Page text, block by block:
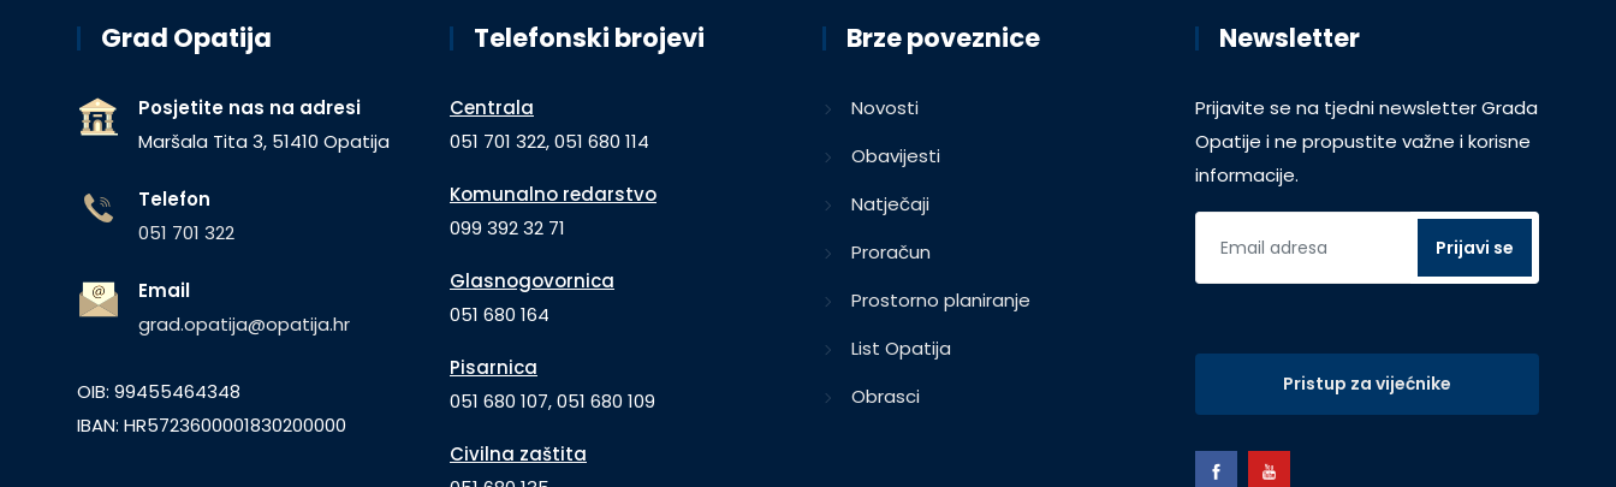
Grad Opatija
Posjetite nas na adresi
Maršala Tita 3, 51410 Opatija
Telefon
051 701 322
Email
grad.opatija@opatija.hr
OIB: 99455464348
IBAN: HR5723600001830200000
Telefonski brojevi
Centrala
051 701 322, 051 680 114
Komunalno redarstvo
099 392 32 71
Glasnogovornica
051 680 164
Pisarnica
051 680 107, 051 680 109
Civilna zaštita
Brze poveznice
Novosti
Obavijesti
Natječaji
Proračun
Prostorno planiranje
List Opatija
Obrasci
Newsletter
Prijavite se na tjedni newsletter Grada
Opatije i ne propustite važne i korisne
informacije.
Pristup za vijećnike